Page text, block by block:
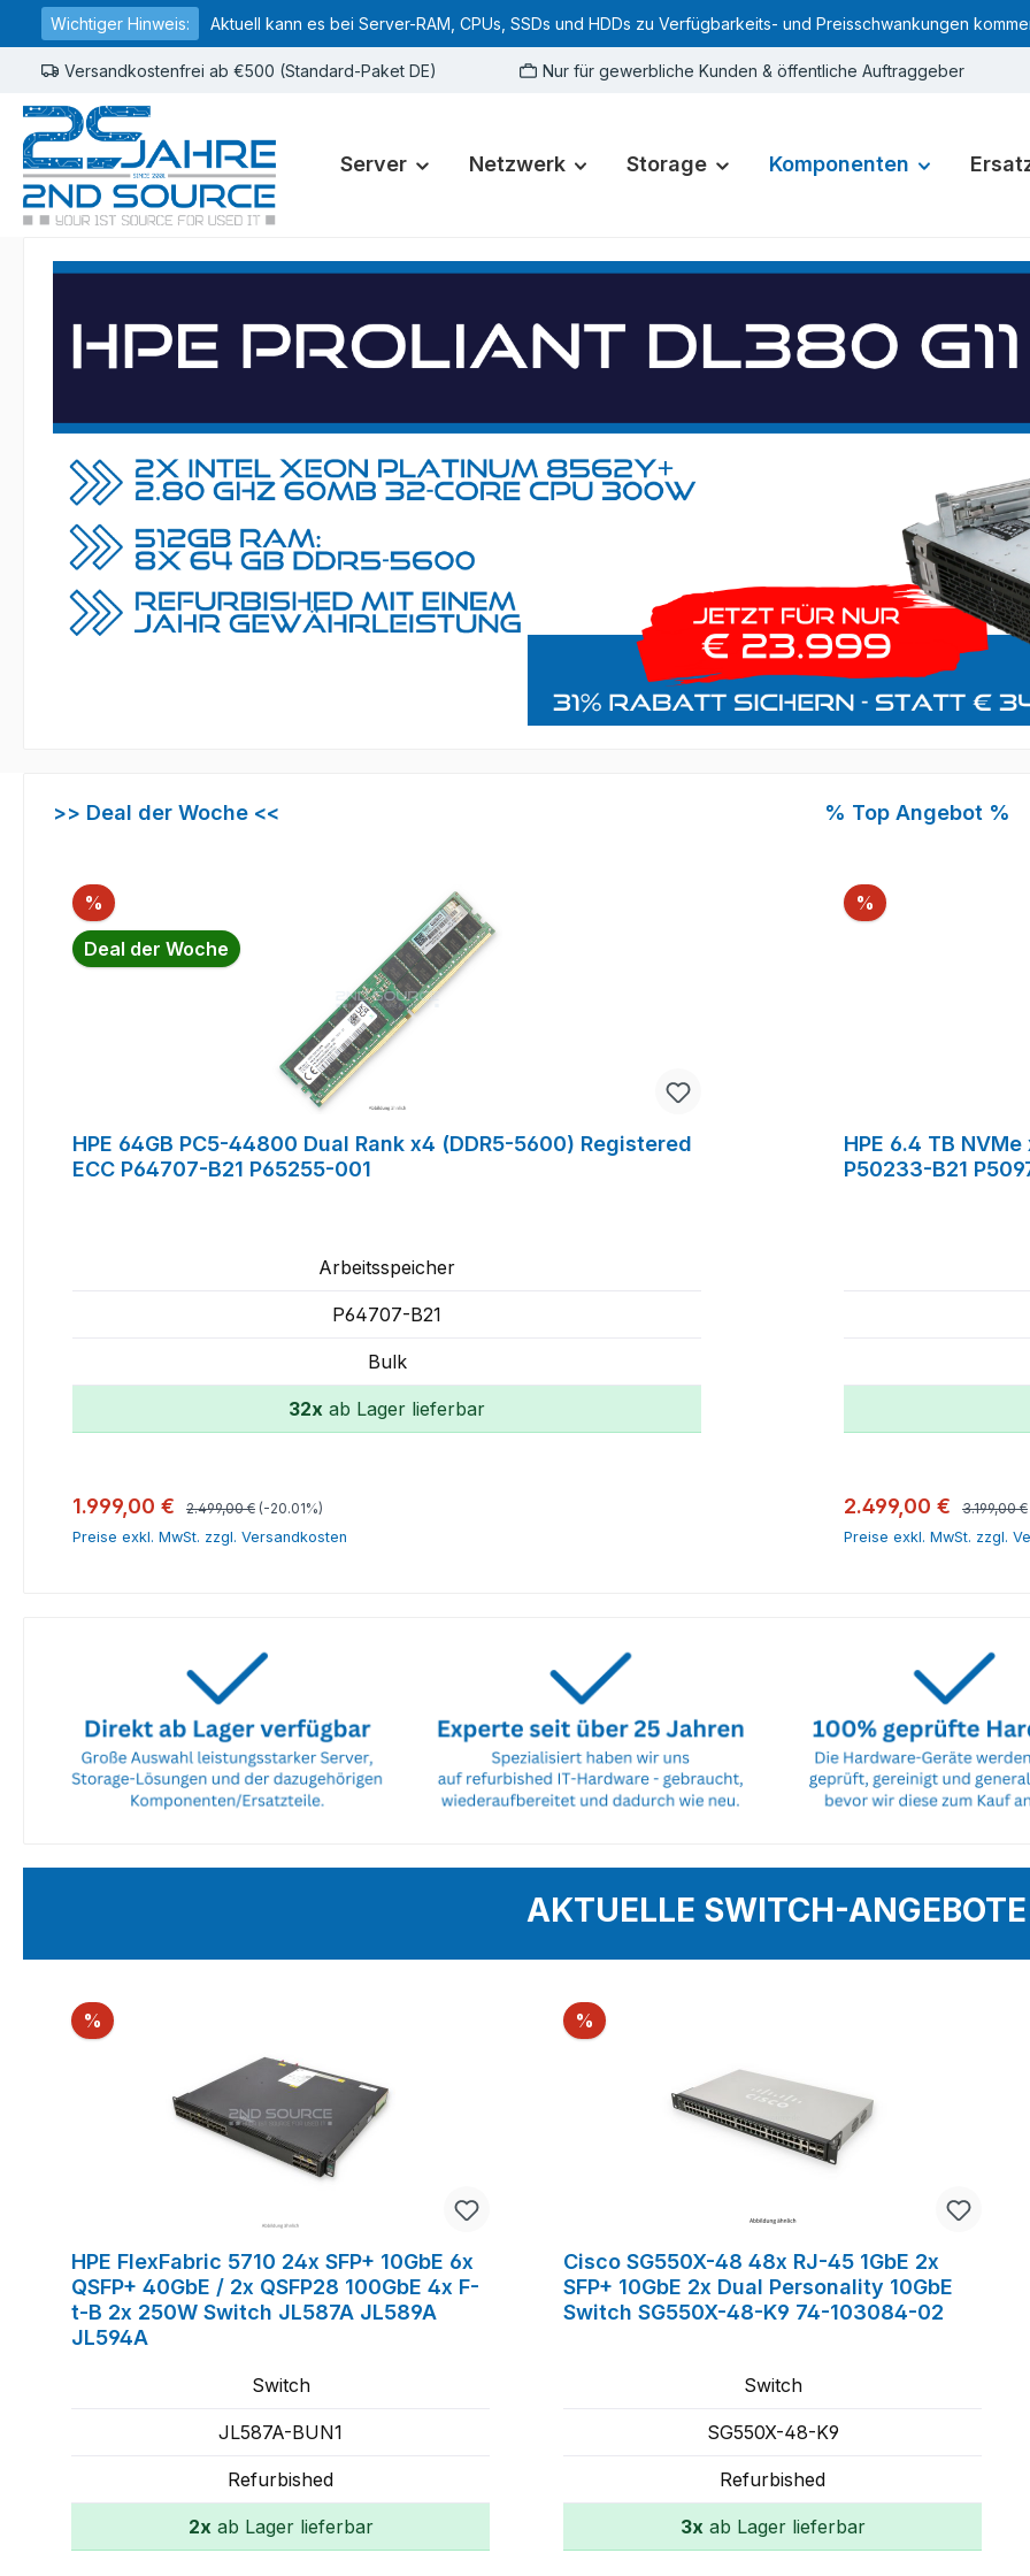
Zur Hauptnavigation springen
Wichtiger Hinweis: Aktuell kann es bei Server-RAM, CPUs, SSDs und HDDs zu Verfügbarkeits- und Preisschwankungen
Versandkostenfrei ab €500 (Standard-Paket DE) Nur für gewerbliche Kunden & öffentliche Auftraggeber
Server Netzwerk Storage Komponenten
Bildergalerie überspringen
Produktgalerie überspringen
>> Deal der Woche <<
% Rabatt
Deal der Woche
HPE 64GB PC5-44800 Dual Rank x4 (DDR5-5600) Registered
ECC P64707-B21 P65255-001
Arbeitsspeicher
P64707-B21
Bulk
32x ab Lager lieferbar
Verkaufspreis:
1.999,00 € Regulärer Preis:
2.499,00 € (-20.01%)
Preise exkl. MwSt. zzgl. Versandkosten
Produktgalerie
% Top Angebot %
% Rabatt
HPE 6.4 TB
P50233-B21
Verkaufspreis:
2.499,00 € Regulärer
3.199,00 €
Preise exkl. MwSt. zzgl.
AKTUELLE SWITCH-ANGEBOTE
% Rabatt
HPE FlexFabric 5710 24x SFP+ 10GbE 6x
QSFP+ 40GbE / 2x QSFP28 100GbE 4x F-
t-B 2x 250W Switch JL587A JL589A
JL594A
Switch
JL587A-BUN1
Refurbished
2xab Lager lieferbar
% Rabatt
Cisco SG550X-48 48x RJ-45 1GbE 2x
SFP+ 10GbE 2x Dual Personality 10GbE
Switch SG550X-48-K9 74-103084-02
Switch
SG550X-48-K9
Refurbished
3xab Lager lieferbar